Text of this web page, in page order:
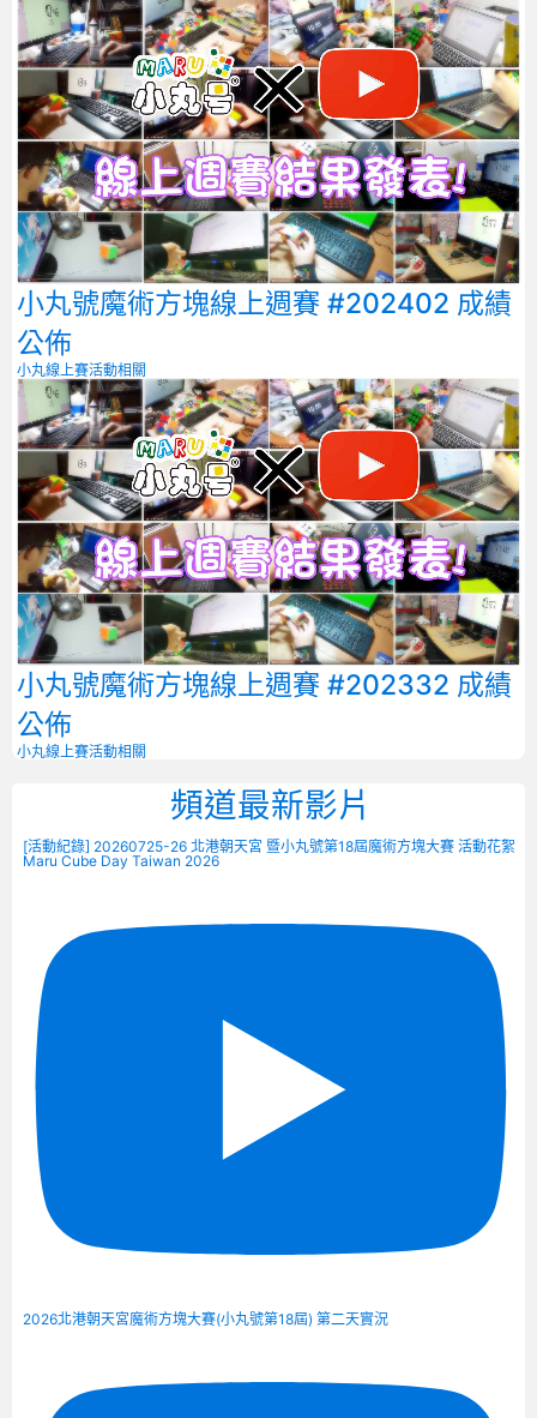
小丸號魔術方塊線上週賽 #202402 成績
公佈
小丸線上賽活動相關
小丸號魔術方塊線上週賽 #202332 成績
公佈
小丸線上賽活動相關
頻道最新影片
[活動紀錄] 20260725-26 北港朝天宮 暨小丸號第18屆魔術方塊大賽 活動花絮
Maru Cube Day Taiwan 2026
2026北港朝天宮魔術方塊大賽(小丸號第18屆) 第二天實況